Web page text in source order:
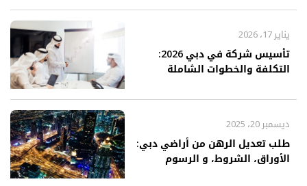
تأسيس شركة في دبي 2026:
التكلفة والخطوات الشاملة
يناير 17، 2026
طلب تعديل الرهن من أراضي دبي:
الأوراق، الشروط، و الرسوم
ديسمبر 20، 2025